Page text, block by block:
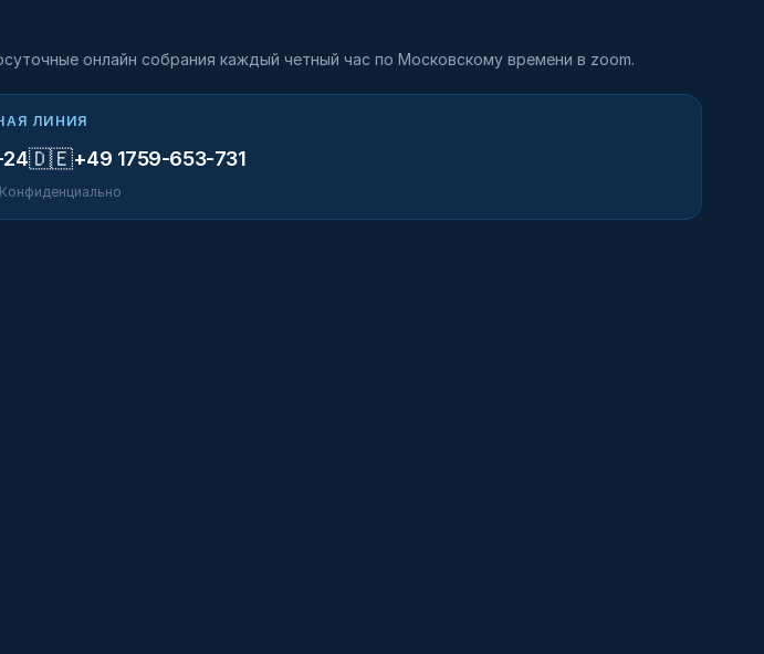
онлайн собрания каждый четный час по Московскому времени в zoom.
ЛИНИЯ
🇩🇪+49 1759-653-731